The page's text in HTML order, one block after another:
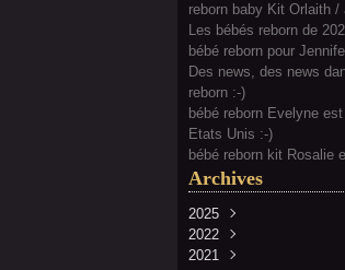
reborn baby Kit Orlaith /
Les bébés reborn de
bébé reborn pour
Des news, des news
reborn :-)
bébé reborn Evelyne
Etats Unis :-)
bébé reborn kit Rosalie
Archives
2025
Février
2022
Juillet
2021